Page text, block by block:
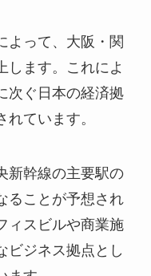
よって、大阪・関
します。これによ
次ぐ日本の経済拠
ています。
新幹線の主要駅の
ることが予想され
ィスビルや商業施
ビジネス拠点とし